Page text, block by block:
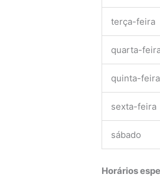
terça-feira
quarta-
quinta-feira
sexta-feira
sábado
Horários